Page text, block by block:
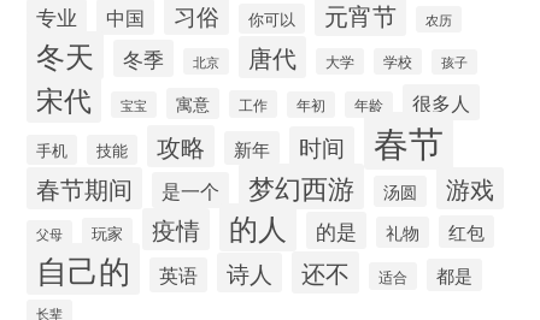
专业 中国 习俗 你可以 元宵节 农历
冬天 冬季 北京 唐代 大学 学校 孩子
宋代 宝宝 寓意 工作 年初 年龄 很多人
手机 技能 攻略 新年 时间 春节
春节期间 是一个 梦幻西游 汤圆 游戏
父母 玩家 疫情 的人 的是 礼物 红包
自己的 英语 诗人 还不 适合 都是
长辈